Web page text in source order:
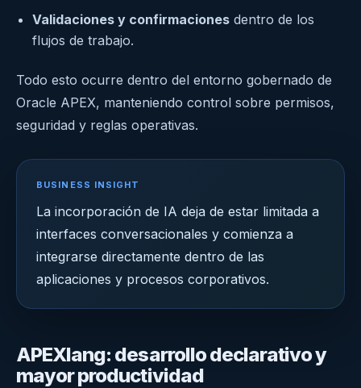
Validaciones y confirmaciones dentro de los
flujos de trabajo.
Todo esto ocurre dentro del entorno gobernado de
Oracle APEX, manteniendo control sobre permisos,
seguridad y reglas operativas.
BUSINESS INSIGHT
La incorporación de IA deja de estar limitada a
interfaces conversacionales y comienza a
integrarse directamente dentro de las
aplicaciones y procesos corporativos.
APEXlang: desarrollo declarativo y
mayor productividad